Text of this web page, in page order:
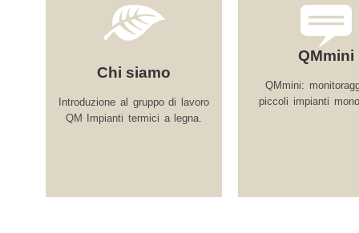
Chi siamo
Introduzione al gruppo di lavoro
QM Impianti termici a legna.
QMmini
QMmini:
piccoli impianti